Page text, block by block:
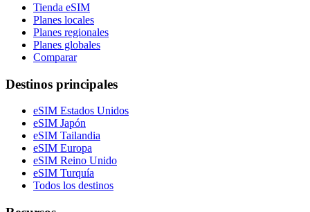
Tienda eSIM
Planes locales
Planes regionales
Planes globales
Comparar
Destinos principales
eSIM Estados Unidos
eSIM Japón
eSIM Tailandia
eSIM Europa
eSIM Reino Unido
eSIM Turquía
Todos los destinos